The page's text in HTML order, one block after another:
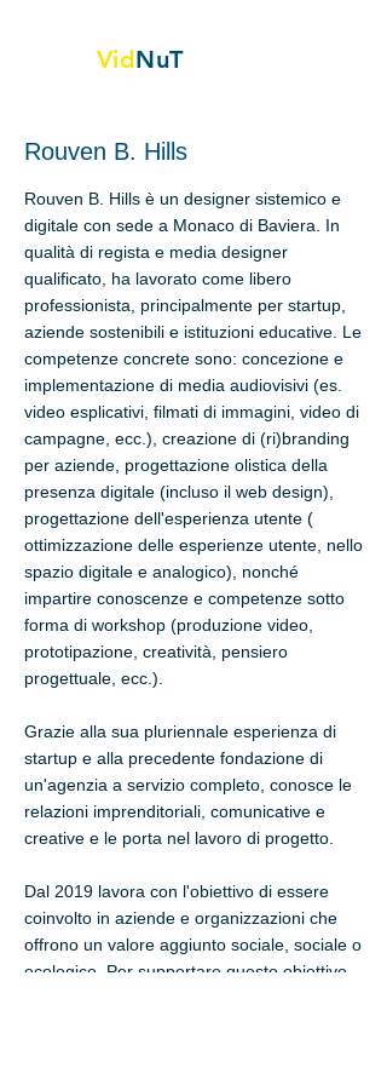
VidNuT
Rouven B. Hills
Rouven B. Hills è un designer sistemico e
digitale con sede a Monaco di Baviera. In
qualità di regista e media designer
qualificato, ha lavorato come libero
professionista, principalmente per startup,
aziende sostenibili e istituzioni educative. Le
competenze concrete sono: concezione e
implementazione di media audiovisivi (es.
video esplicativi, filmati di immagini, video di
campagne, ecc.), creazione di (ri)branding
per aziende, progettazione olistica della
presenza digitale (incluso il web design),
progettazione dell'esperienza utente (
ottimizzazione delle esperienze utente, nello
spazio digitale e analogico), nonché
impartire conoscenze e competenze sotto
forma di workshop (produzione video,
prototipazione, creatività, pensiero
progettuale, ecc.).
Grazie alla sua pluriennale esperienza di
startup e alla precedente fondazione di
un'agenzia a servizio completo, conosce le
relazioni imprenditoriali, comunicative e
creative e le porta nel lavoro di progetto.
Dal 2019 lavora con l'obiettivo di essere
coinvolto in aziende e organizzazioni che
offrono un valore aggiunto sociale, sociale o
ecologico. Per supportare questo obiettivo,